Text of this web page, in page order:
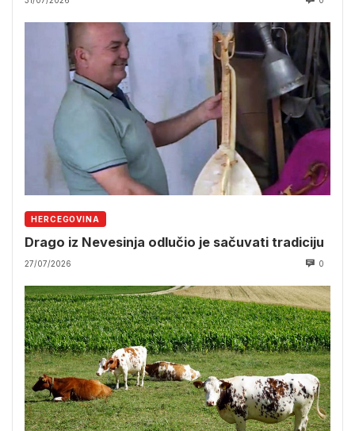
HERCEGOVINA
Drago iz Nevesinja odlučio je sačuvati tradiciju
27/07/2026 0